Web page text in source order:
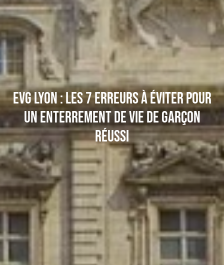
EVG Lyon : les 7 erreurs à éviter pour
un enterrement de vie de garçon
réussi